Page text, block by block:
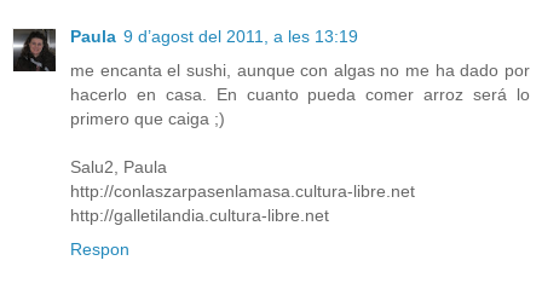
Paula 9 d’agost del 2011, a les 13:19
me encanta el sushi, aunque con algas no me ha dado por
hacerlo en casa. En cuanto pueda comer arroz será lo
primero que caiga ;)
Salu2, Paula
http://conlaszarpasenlamasa.cultura-libre.net
http://galletilandia.cultura-libre.net
Respon